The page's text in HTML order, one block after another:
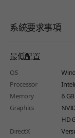
系統要求事項
最低配置
OS
Processor
Memory
6 GB
Graphics
HD
DirectX